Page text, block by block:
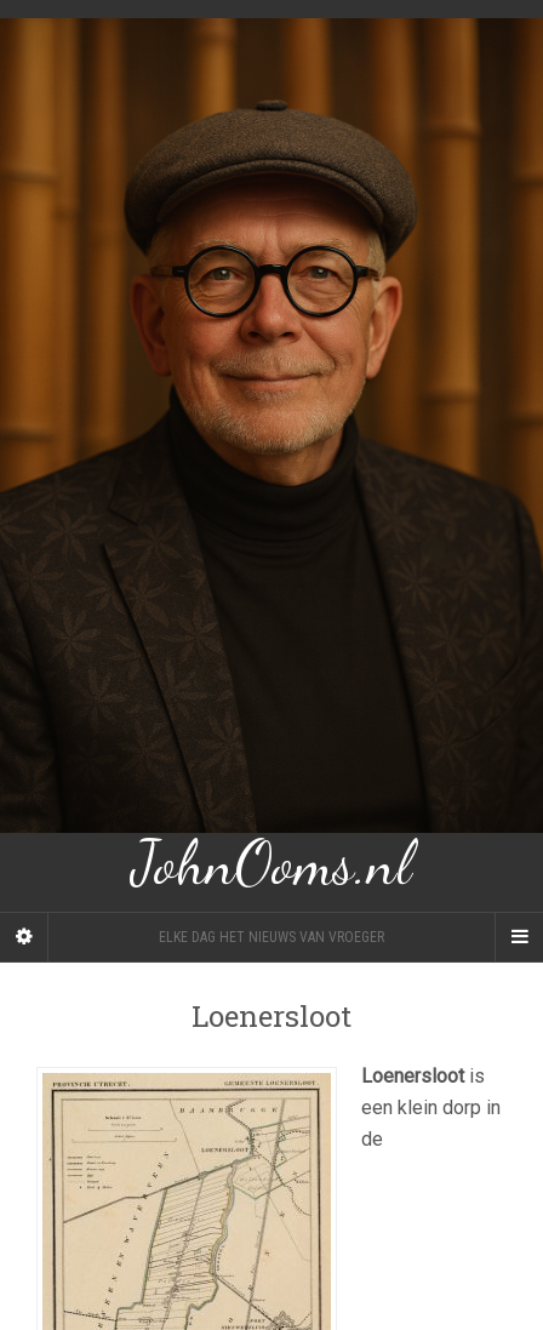
JohnOoms.nl
ELKE DAG HET NIEUWS VAN VROEGER
Loenersloot
Loenerslootis
een klein dorp in
de